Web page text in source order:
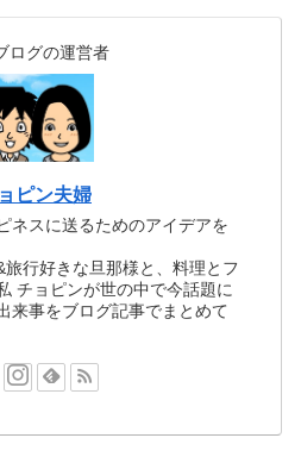
ログの運営者
ピン夫婦
ネスに送るためのアイデアを
行好きな旦那様と、料理とフ
チョピンが世の中で今話題に
来事をブログ記事でまとめて